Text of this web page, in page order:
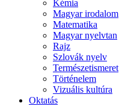
Kémia
Magyar irodalom
Matematika
Magyar nyelvtan
Rajz
Szlovák nyelv
Természetismeret
Történelem
Vizuális kultúra
Oktatás